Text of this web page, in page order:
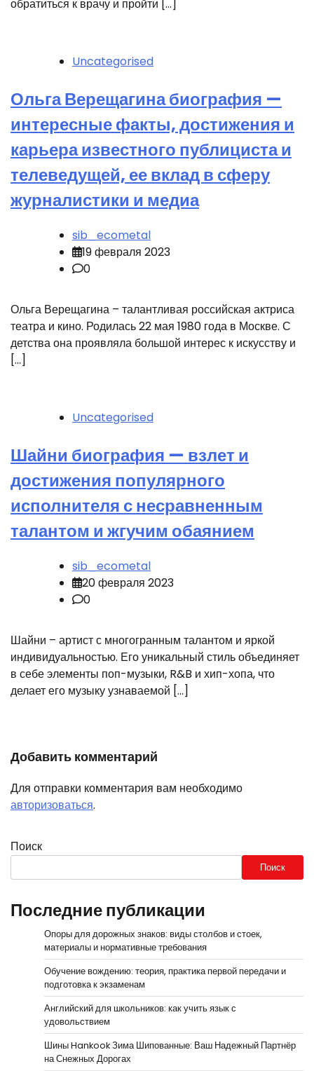
обратиться к врачу и пройти […]
Uncategorised
Ольга Верещагина биография —
интересные факты, достижения и
карьера известного публициста и
телеведущей, ее вклад в сферу
журналистики и медиа
sib_ecometal
19 февраля 2023
0
Ольга Верещагина – талантливая российская актриса
театра и кино. Родилась 22 мая 1980 года в Москве. С
детства она проявляла большой интерес к искусству и
[…]
Uncategorised
Шайни биография — взлет и
достижения популярного
исполнителя с несравненным
талантом и жгучим обаянием
sib_ecometal
20 февраля 2023
0
Шайни – артист с многогранным талантом и яркой
индивидуальностью. Его уникальный стиль объединяет
в себе элементы поп-музыки, R&B и хип-хопа, что
делает его музыку узнаваемой […]
Добавить комментарий
Для отправки комментария вам необходимо
авторизоваться.
Поиск
Поиск
Последние публикации
Опоры для дорожных знаков: виды столбов и стоек,
материалы и нормативные требования
Обучение вождению: теория, практика первой передачи и
подготовка к экзаменам
Английский для школьников: как учить язык с
удовольствием
Шины Hankook Зима Шипованные: Ваш Надежный Партнёр
на Снежных Дорогах